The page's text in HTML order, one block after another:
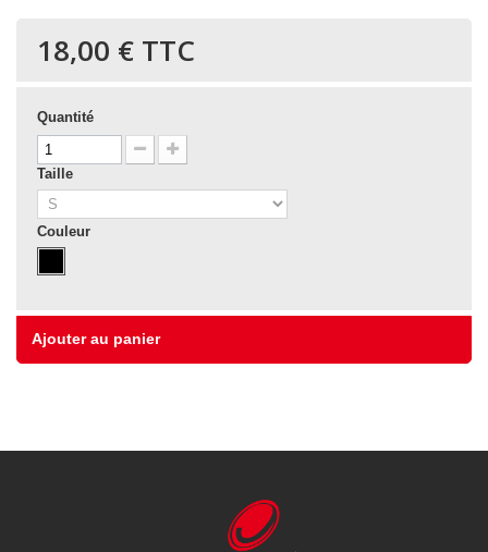
18,00 € TTC
Quantité
Taille
Couleur
Ajouter au panier